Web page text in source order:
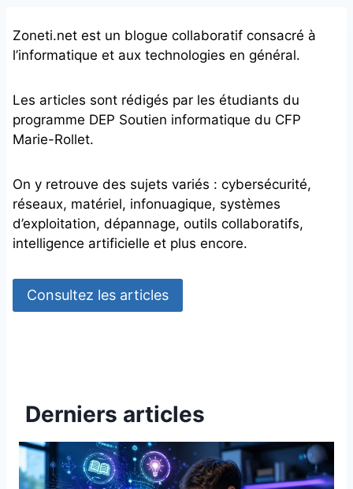
Zoneti.net est un blogue collaboratif consacré à
l’informatique et aux technologies en général.
Les articles sont rédigés par les étudiants du
programme DEP Soutien informatique du CFP
Marie-Rollet.
On y retrouve des sujets variés : cybersécurité,
réseaux, matériel, infonuagique, systèmes
d’exploitation, dépannage, outils collaboratifs,
intelligence artificielle et plus encore.
Consultez les articles
Derniers articles